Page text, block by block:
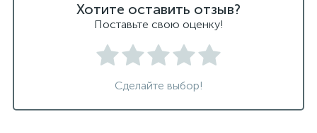
Хотите оставить отзыв?
Поставьте свою оценку!
Сделайте выбор!